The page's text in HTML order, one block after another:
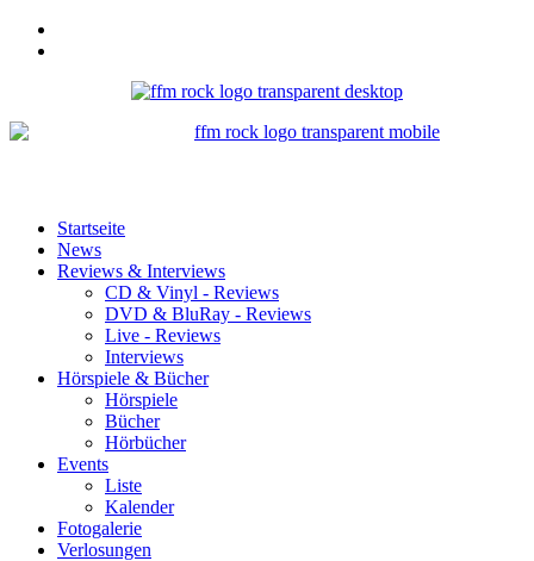
Startseite
News
Reviews & Interviews
CD & Vinyl - Reviews
DVD & BluRay - Reviews
Live - Reviews
Interviews
Hörspiele & Bücher
Hörspiele
Bücher
Hörbücher
Events
Liste
Kalender
Fotogalerie
Verlosungen